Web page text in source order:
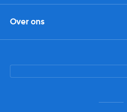
Over ons